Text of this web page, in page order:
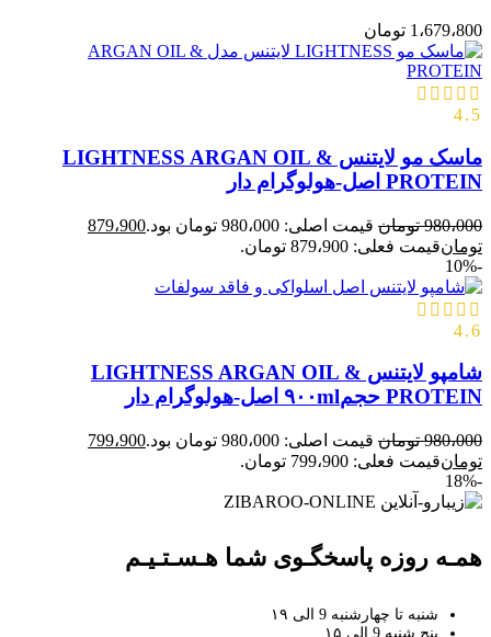
1،679،800 تومان
4.5
ماسک مو لایتنس LIGHTNESS ARGAN OIL &
PROTEIN اصل-هولوگرام دار
980،000 تومان قیمت اصلی: 980،000 تومان بود.
879،900
تومانقیمت فعلی: 879،900 تومان.
-10%
4.6
شامپو لایتنس LIGHTNESS ARGAN OIL &
PROTEIN حجم۹۰۰ml اصل-هولوگرام دار
980،000 تومان قیمت اصلی: 980،000 تومان بود.
799،900
تومانقیمت فعلی: 799،900 تومان.
-18%
همـه روزه پاسخگـوی شما هـسـتـیـم
شنبه تا چهارشنبه 9 الی ۱۹
پنج شنبه 9 الی ۱۵